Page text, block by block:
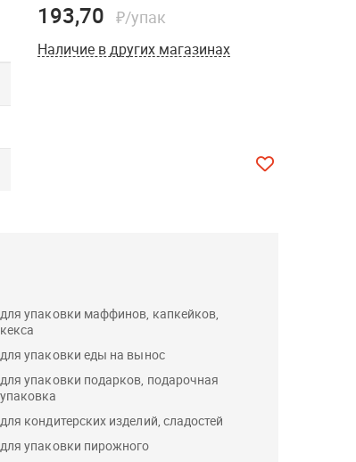
193,70 ₽/упак
Наличие в других магазинах
для упаковки маффинов, капкейков,
кекса
для упаковки еды на вынос
для упаковки подарков, подарочная
упаковка
для кондитерских изделий, сладостей
для упаковки пирожного